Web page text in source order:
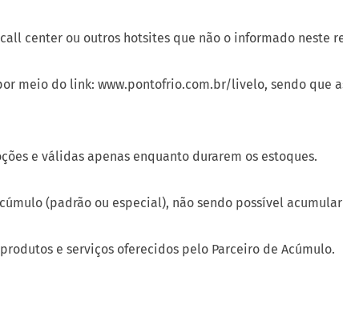
center ou outros hotsites que não o informado neste
meio do link: www.pontofrio.com.br/livelo, sendo que
e válidas apenas enquanto durarem os estoques.
(padrão ou especial), não sendo possível
e serviços oferecidos pelo Parceiro de Acúmulo.